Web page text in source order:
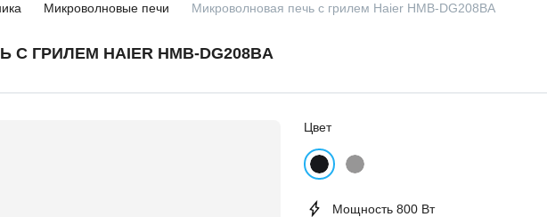
Микроволновые печи Микроволновая печь с грилем Haier HMB-DG208BA
ГРИЛЕМ HAIER HMB-DG208BA
Цвет
Мощность 800 Вт